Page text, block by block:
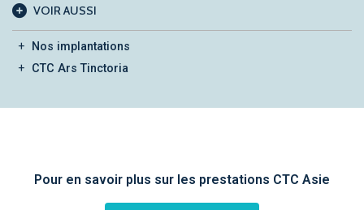
VOIR AUSSI
Nos implantations
CTC Ars Tinctoria
Pour en savoir plus sur les prestations CTC Asie